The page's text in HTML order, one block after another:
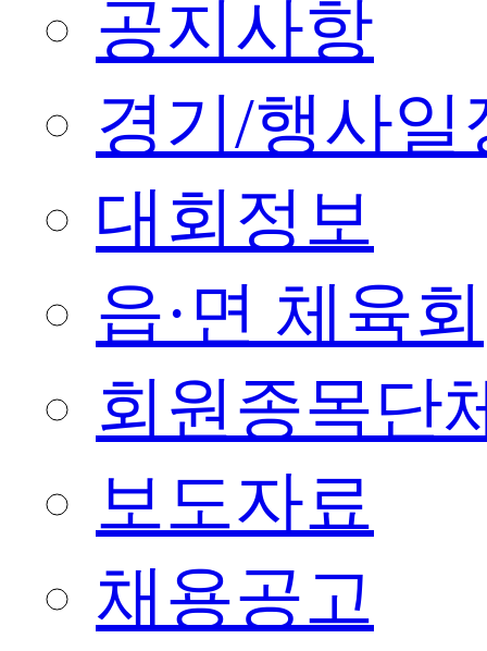
공지사항
경기/행사일
대회정보
읍·면 체육회
회원종목단
보도자료
채용공고